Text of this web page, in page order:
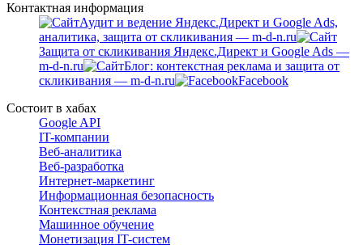
Контактная информация
Аудит и ведение Яндекс.Директ и Google Ads,
аналитика, защита от скликивания — m-d-n.ru
Защита от скликивания Яндекс.Директ и Google Ads —
m-d-n.ru
Блог: контекстная реклама и защита от
скликивания — m-d-n.ru
Facebook
Состоит в хабах
Google API
IT-компании
Веб-аналитика
Веб-разработка
Интернет-маркетинг
Информационная безопасность
Контекстная реклама
Машинное обучение
Монетизация IT-систем